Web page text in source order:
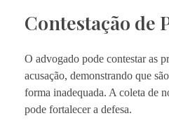
Contestação de
O advogado pode contestar as
acusação, demonstrando que
forma inadequada. A coleta de
pode fortalecer a defesa.